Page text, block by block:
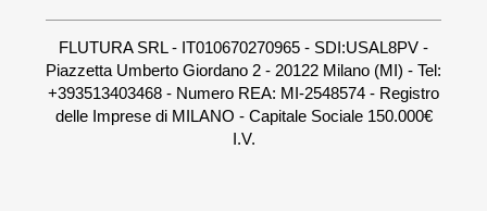
FLUTURA SRL - IT010670270965 - SDI:USAL8PV -
Piazzetta Umberto Giordano 2 - 20122 Milano (MI) - Tel:
+393513403468 - Numero REA: MI-2548574 - Registro
delle Imprese di MILANO - Capitale Sociale 150.000€
I.V.